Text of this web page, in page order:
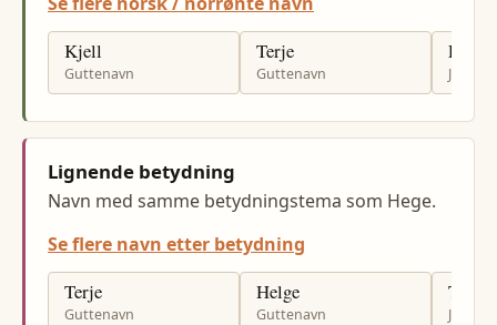
Kjell
Guttenavn
Terje
Guttenavn
Randi
Lignende betydning
Navn med samme betydningstema som Hege.
Se flere navn etter betydning
Terje
Guttenavn
Helge
Guttenavn
Tonje